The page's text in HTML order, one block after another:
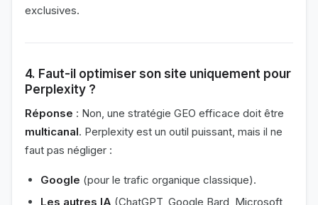
exclusives.
4. Faut-il optimiser son site uniquement pour
Perplexity ?
Réponse : Non, une stratégie GEO efficace doit être
multicanal. Perplexity est un outil puissant, mais il ne
faut pas négliger :
Google (pour le trafic organique classique).
Les autres IA (ChatGPT, Google Bard, Microsoft